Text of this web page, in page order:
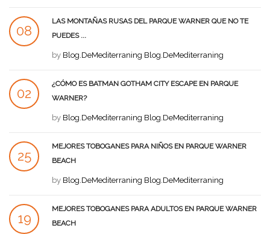
08
LAS MONTAÑAS RUSAS DEL PARQUE WARNER QUE NO TE
PUEDES ...
by Blog.DeMediterraning Blog.DeMediterraning
02
¿CÓMO ES BATMAN GOTHAM CITY ESCAPE EN PARQUE
WARNER?
by Blog.DeMediterraning Blog.DeMediterraning
25
MEJORES TOBOGANES PARA NIÑOS EN PARQUE WARNER
BEACH
by Blog.DeMediterraning Blog.DeMediterraning
19
MEJORES TOBOGANES PARA ADULTOS EN PARQUE WARNER
BEACH